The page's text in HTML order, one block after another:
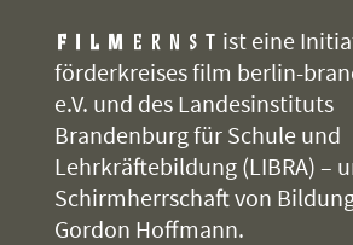
ist eine
förderkreises film berlin-
e.V. und des Landesinstituts
Brandenburg für Schule und
Lehrkräftebildung (LIBRA) –
Schirmherrschaft von
Gordon Hoffmann.